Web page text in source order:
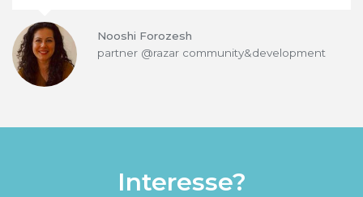
Nooshi Forozesh
partner @razar community&development
Interesse?